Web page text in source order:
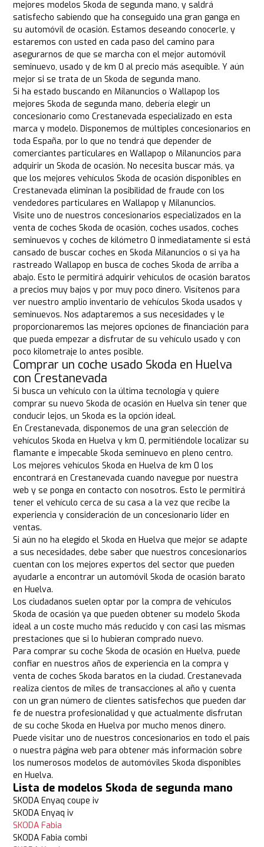
mejores modelos Skoda de segunda mano, y saldrá
satisfecho sabiendo que ha conseguido una gran ganga en
su automóvil de ocasión. Estamos deseando conocerle, y
estaremos con usted en cada paso del camino para
asegurarnos de que se marcha con el mejor automóvil
seminuevo, usado y de km 0 al precio más asequible. Y aún
mejor si se trata de un Skoda de segunda mano.
Si ha estado buscando en Milanuncios o Wallapop los
mejores Skoda de segunda mano, debería elegir un
concesionario como Crestanevada especializado en esta
marca y modelo. Disponemos de múltiples concesionarios en
toda España, por lo que no tendrá que depender de
comerciantes particulares en Wallapop o Milanuncios para
adquirir un Skoda de ocasión. No necesita buscar más, ya
que los mejores vehículos Skoda de ocasión disponibles en
Crestanevada eliminan la posibilidad de fraude con los
vendedores particulares en Wallapop y Milanuncios.
Visite uno de nuestros concesionarios especializados en la
venta de coches Skoda de ocasión, coches usados, coches
seminuevos y coches de kilómetro 0 inmediatamente si está
cansado de buscar coches en Skoda Milanuncios o si ya ha
rastreado Wallapop en busca de coches Skoda de arriba a
abajo. Esto le permitirá adquirir vehículos de ocasión baratos
a precios muy bajos y por muy poco dinero. Visítenos para
ver nuestro amplio inventario de vehículos Skoda usados y
seminuevos. Nos adaptaremos a sus necesidades y le
proporcionaremos las mejores opciones de financiación para
que pueda empezar a disfrutar de su vehículo usado y con
poco kilometraje lo antes posible.
Comprar un coche usado Skoda en Huelva
con Crestanevada
Si busca un vehículo con la última tecnología y quiere
comprar su nuevo Skoda de ocasión en Huelva sin tener que
conducir lejos, un Skoda es la opción ideal.
En Crestanevada, disponemos de una gran selección de
vehículos Skoda en Huelva y km 0, permitiéndole localizar su
flamante e impecable Skoda seminuevo en pleno centro.
Los mejores vehículos Skoda en Huelva de km 0 los
encontrará en Crestanevada cuando navegue por nuestra
web y se ponga en contacto con nosotros. Esto le permitirá
tener el vehículo cerca de su casa a la vez que recibe la
experiencia y consideración de un concesionario líder en
ventas.
Si aún no ha elegido el Skoda en Huelva que mejor se adapte
a sus necesidades, debe saber que nuestros concesionarios
cuentan con los mejores expertos del sector que pueden
ayudarle a encontrar un automóvil Skoda de ocasión barato
en Huelva.
Los ciudadanos suelen optar por la compra de vehículos
Skoda de ocasión ya que pueden obtener su modelo Skoda
ideal a un coste mucho más reducido y con casi las mismas
prestaciones que si lo hubieran comprado nuevo.
Para comprar su coche Skoda de ocasión en Huelva, puede
confiar en nuestros años de experiencia en la compra y
venta de coches Skoda baratos en la ciudad. Crestanevada
realiza cientos de miles de transacciones al año y cuenta
con un gran número de clientes satisfechos que pueden dar
fe de nuestra profesionalidad y que actualmente disfrutan
de su coche Skoda en Huelva por mucho menos dinero.
Puede visitar uno de nuestros concesionarios en todo el país
o nuestra página web para obtener más información sobre
los numerosos modelos de automóviles Skoda disponibles
en Huelva.
Lista de modelos Skoda de segunda mano
SKODA Enyaq coupe iv
SKODA Enyaq iv
SKODA Fabia
SKODA Fabia combi